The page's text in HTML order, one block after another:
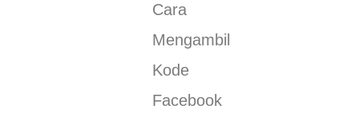
Cara
Mengambil
Kode
Facebook